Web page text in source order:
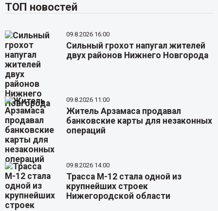
ТОП новостей
09.8.2026 16:00
Сильный грохот напугал жителей
двух районов Нижнего Новгорода
09.8.2026 11:00
Житель Арзамаса продавал
банковские карты для незаконных
операций
09.8.2026 14:00
Трасса М-12 стала одной из
крупнейших строек
Нижегородской области